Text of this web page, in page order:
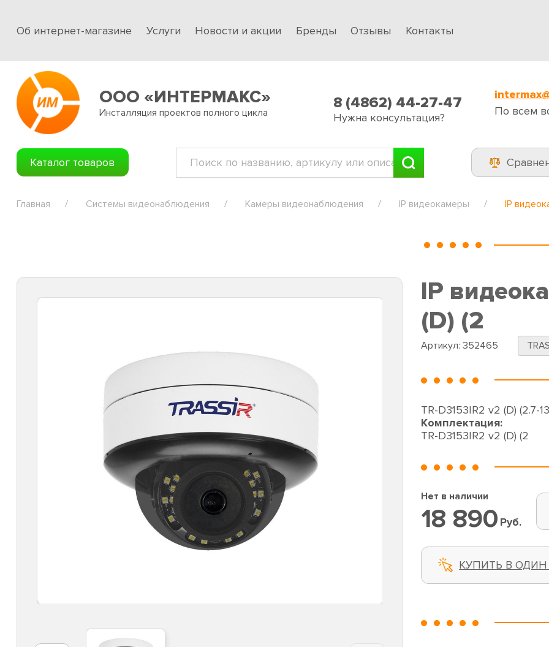
Об интернет-магазине Услуги Новости и акции Бренды Отзывы Контакты
ООО «ИНТЕРМАКС»
Инсталляция проектов полного цикла
8 (4862) 44-27-47
Нужна консультация?
По всем
Каталог товаров
Главная Системы видеонаблюдения Камеры видеонаблюдения IP видеокамеры IP
IP
(D) (2
Артикул: 352465
TR-D3153IR2 v2 (D) (2.7-
Комплектация:
TR-D3153IR2 v2 (D) (2
Нет в наличии
18 890 Руб.
КУПИТЬ В